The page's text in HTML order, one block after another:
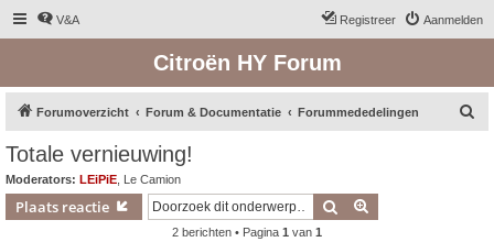
V&A Aanmelden
Registreer
Citroën HY Forum
Forumoverzicht Forum & Documentatie Forummededelingen
Totale vernieuwing!
Moderators: LEiPiE Le Camion
Plaats reactie Zoek
2 berichten • Pagina 1 van 1